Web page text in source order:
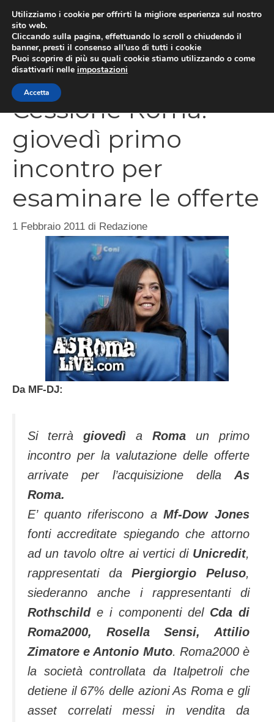
contenuto
Cessione Roma:
giovedì primo
incontro per
esaminare le offerte
1 Febbraio 2011 di Redazione
Da MF-DJ:
Si terrà giovedì a Roma un primo
incontro per la valutazione delle offerte
arrivate per l’acquisizione della As
Roma.
E’ quanto riferiscono aMf-Dow Jones
fonti accreditate spiegando che attorno
ad un tavolo oltre ai vertici di Unicredit,
rappresentati daPiergiorgio Peluso,
siederanno anche i rappresentanti di
Rothschilde i componenti del Cda di
Roma2000, Rosella Sensi, Attilio
Zimatore e Antonio Muto. Roma2000 è
la società controllata da Italpetroli che
detiene il 67% delle azioni As Roma e gli
asset correlati messi in vendita da
Utilizziamo i cookie per offrirti la migliore esperienza sul nostro
sito web.
Cliccando sulla pagina, effettuando lo scroll o chiudendo il
banner, presti il consenso all’uso di tutti i cookie
Puoi scoprire di più su quali cookie stiamo utilizzando o come
disattivarli nelle impostazioni
Accetta